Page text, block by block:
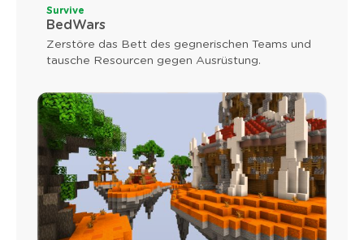
Survive
BedWars
Zerstöre das Bett des gegnerischen Teams und
tausche Resourcen gegen Ausrüstung.